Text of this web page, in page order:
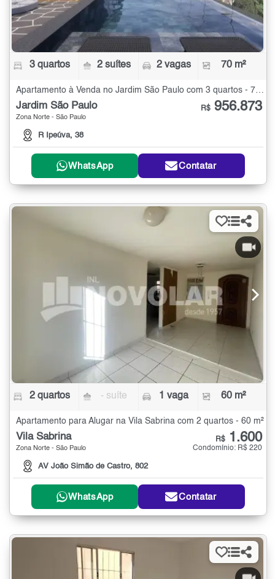
3 quartos 2 suítes 2 vagas 70 m²
Jardim São Paulo
Zona Norte - São Paulo
R Ipeúva, 38
R$ 956.873
WhatsApp Contatar
2 quartos - suíte 1 vaga 60 m²
Apartamento para Alugar na Vila Sabrina com 2 quartos - 60 m²
Vila Sabrina
Zona Norte - São Paulo
AV João Simão de Castro, 802
R$ 1.600
Condomínio: R$ 220
WhatsApp Contatar